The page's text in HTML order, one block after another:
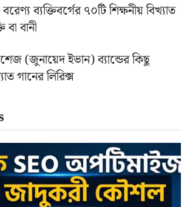
বরেণ্য ব্যক্তিবর্গের ৭০টি শিক্ষনীয় বিখ্যাত
বা বানী
(জুনায়েদ ইভান) ব্যান্ডের কিছু
গানের লিরিক্স